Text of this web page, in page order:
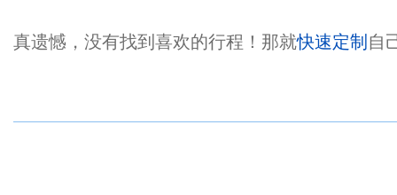
真遗憾，没有找到喜欢的行程！那就快速定制 自